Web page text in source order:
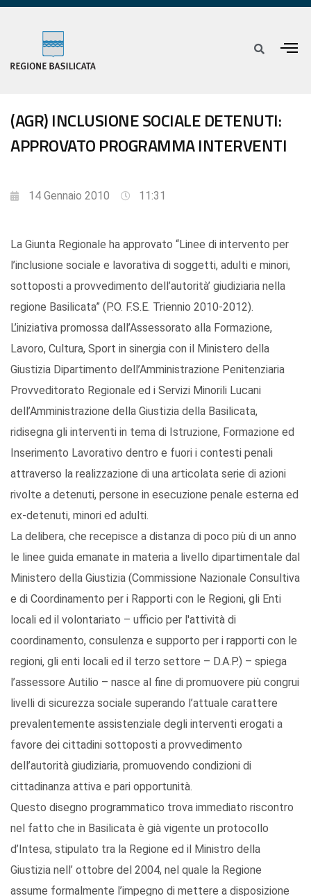
(AGR) INCLUSIONE SOCIALE DETENUTI:
APPROVATO PROGRAMMA INTERVENTI
14 Gennaio 2010 11:31
La Giunta Regionale ha approvato “Linee di intervento per
l’inclusione sociale e lavorativa di soggetti, adulti e minori,
sottoposti a provvedimento dell’autorità’ giudiziaria nella
regione Basilicata” (P.O. F.S.E. Triennio 2010-2012).
L’iniziativa promossa dall’Assessorato alla Formazione,
Lavoro, Cultura, Sport in sinergia con il Ministero della
Giustizia Dipartimento dell’Amministrazione Penitenziaria
Provveditorato Regionale ed i Servizi Minorili Lucani
dell’Amministrazione della Giustizia della Basilicata,
ridisegna gli interventi in tema di Istruzione, Formazione ed
Inserimento Lavorativo dentro e fuori i contesti penali
attraverso la realizzazione di una articolata serie di azioni
rivolte a detenuti, persone in esecuzione penale esterna ed
ex-detenuti, minori ed adulti.
La delibera, che recepisce a distanza di poco più di un anno
le linee guida emanate in materia a livello dipartimentale dal
Ministero della Giustizia (Commissione Nazionale Consultiva
e di Coordinamento per i Rapporti con le Regioni, gli Enti
locali ed il volontariato – ufficio per l'attività di
coordinamento, consulenza e supporto per i rapporti con le
regioni, gli enti locali ed il terzo settore – D.A.P.) – spiega
l’assessore Autilio – nasce al fine di promuovere più congrui
livelli di sicurezza sociale superando l’attuale carattere
prevalentemente assistenziale degli interventi erogati a
favore dei cittadini sottoposti a provvedimento
dell’autorità giudiziaria, promuovendo condizioni di
cittadinanza attiva e pari opportunità.
Questo disegno programmatico trova immediato riscontro
nel fatto che in Basilicata è già vigente un protocollo
d’Intesa, stipulato tra la Regione ed il Ministro della
Giustizia nell’ ottobre del 2004, nel quale la Regione
assume formalmente l’impegno di mettere a disposizione